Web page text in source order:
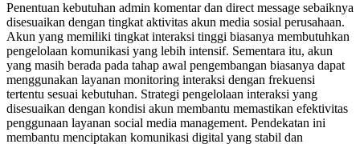
Penentuan kebutuhan admin komentar dan direct message sebaiknya
disesuaikan dengan tingkat aktivitas akun media sosial perusahaan.
Akun yang memiliki tingkat interaksi tinggi biasanya membutuhkan
pengelolaan komunikasi yang lebih intensif. Sementara itu, akun
yang masih berada pada tahap awal pengembangan biasanya dapat
menggunakan layanan monitoring interaksi dengan frekuensi
tertentu sesuai kebutuhan. Strategi pengelolaan interaksi yang
disesuaikan dengan kondisi akun membantu memastikan efektivitas
penggunaan layanan social media management. Pendekatan ini
membantu menciptakan komunikasi digital yang stabil dan